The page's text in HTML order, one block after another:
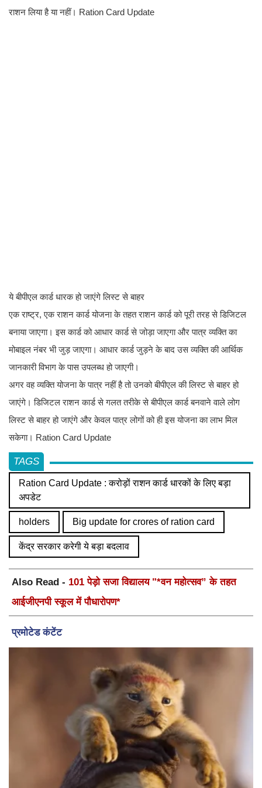
राशन लिया है या नहीं। Ration Card Update
ये बीपीएल कार्ड धारक हो जाएंगे लिस्ट से बाहर
एक राष्ट्र, एक राशन कार्ड योजना के तहत राशन कार्ड को पूरी तरह से डिजिटल
बनाया जाएगा। इस कार्ड को आधार कार्ड से जोड़ा जाएगा और पात्र व्यक्ति का
मोबाइल नंबर भी जुड़ जाएगा। आधार कार्ड जुड़ने के बाद उस व्यक्ति की आर्थिक
जानकारी विभाग के पास उपलब्ध हो जाएगी।
अगर वह व्यक्ति योजना के पात्र नहीं है तो उनको बीपीएल की लिस्ट से बाहर हो
जाएंगे। डिजिटल राशन कार्ड से गलत तरीके से बीपीएल कार्ड बनवाने वाले लोग
लिस्ट से बाहर हो जाएंगे और केवल पात्र लोगों को ही इस योजना का लाभ मिल
सकेगा। Ration Card Update
TAGS
Ration Card Update : करोड़ों राशन कार्ड धारकों के लिए बड़ा
अपडेट
holders Big update for crores of ration card
केंद्र सरकार करेगी ये बड़ा बदलाव
Also Read - 101 पेड़ो सजा विद्यालय "*वन महोत्सव” के तहत
आईजीएनपी स्कूल में पौधारोपण*